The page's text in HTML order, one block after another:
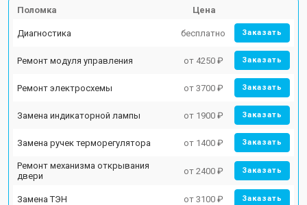
Поломка Цена
Диагностика бесплатно Заказать
Ремонт модуля управления от 4250 ₽ Заказать
Ремонт электросхемы от 3700 ₽ Заказать
Замена индикаторной лампы от 1900 ₽ Заказать
Замена ручек терморегулятора от 1400 ₽ Заказать
Ремонт механизма открывания
двери
от 2400 ₽ Заказать
Замена ТЭН от 3100 ₽ Заказать